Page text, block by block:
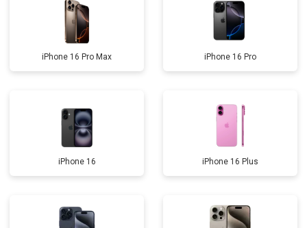
iPhone 16 Pro Max iPhone 16 Pro
iPhone 16 iPhone 16 Plus